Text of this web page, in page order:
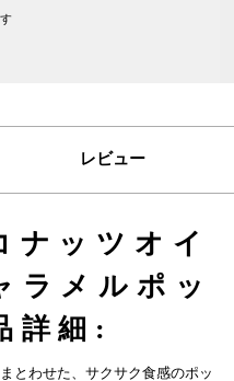
レビュー
ッツオイ
ラメルポッ
詳細:
とわせた、サクサク食感のポッ